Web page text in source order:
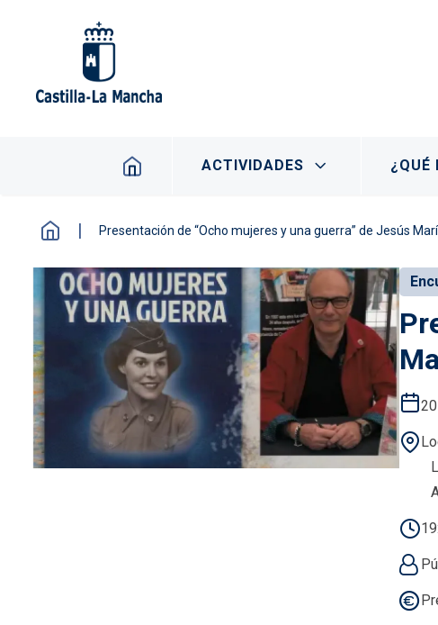
Navegación principal
ACTIVIDADES ¿QUÉ
Presentación de “Ocho mujeres y una guerra” de Jesús